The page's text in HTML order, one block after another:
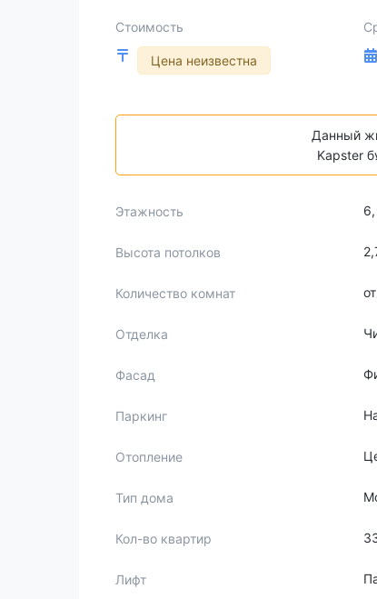
Стоимость
Цена неизвестна
Данный
Kapster
Этажность
Высота потолков
Количество комнат
Отделка
Фасад
Паркинг
Отопление
Тип дома
Кол-во квартир
Лифт